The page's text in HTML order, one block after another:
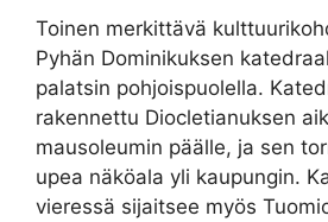
Toinen merkittävä
Pyhän Dominikuksen
palatsin pohjoispuolella.
rakennettu Diocletianuksen
mausoleumin päälle, ja sen
upea näköala yli kaupungin.
vieressä sijaitsee myös